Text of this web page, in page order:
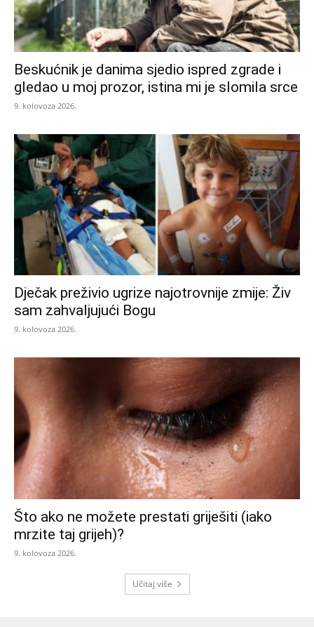
Beskućnik je danima sjedio ispred zgrade i
gledao u moj prozor, istina mi je slomila srce
9. kolovoza 2026.
Dječak preživio ugrize najotrovnije zmije: Živ
sam zahvaljujući Bogu
9. kolovoza 2026.
Što ako ne možete prestati griješiti (iako
mrzite taj grijeh)?
9. kolovoza 2026.
Učitaj više